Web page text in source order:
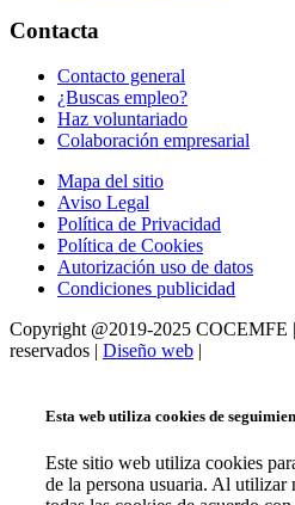
Contacta
Contacto general
¿Buscas empleo?
Haz voluntariado
Colaboración empresarial
Mapa del sitio
Aviso Legal
Política de Privacidad
Política de Cookies
Autorización uso de datos
Condiciones publicidad
Copyright @2019-2025 COCEMFE
reservados | Diseño web |
Esta web utiliza cookies de
Este sitio web utiliza cookies
de la persona usuaria. Al utilizar